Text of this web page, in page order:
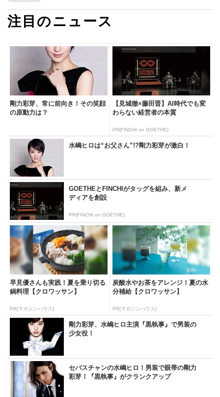
注目のニュース
剛力彩芽、常に前向き！その笑顔
の原動力は？
【見城徹×藤田晋】AI時代でも変
わらない経営者の本質
PR(FINCHI on GOETHE)
水嶋ヒロは“お父さん”!?剛力彩芽が激白！
GOETHEとFINCHIがタッグを組み、新メ
ディアを創設
PR(FINCHI on GOETHE)
早見優さんも実践！夏を乗り切る
鍋料理【クロワッサン】
PR(マガジンハウス)
炭酸水やお茶をアレンジ！夏の水
分補給【クロワッサン】
PR(マガジンハウス)
剛力彩芽、水嶋ヒロ主演『黒執事』で男装の
少女役！
セバスチャンの水嶋ヒロ！男装で眼帯の剛力
彩芽！『黒執事』がクランクアップ